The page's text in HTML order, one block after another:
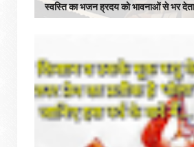
स्वस्ति का भजन ह्रदय को भावनाओं से भर